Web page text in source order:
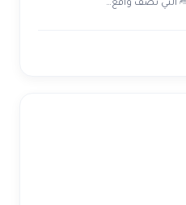
التي تصف واقع…